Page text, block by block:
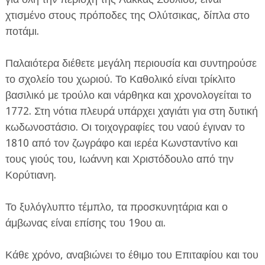
χτισμένο στους πρόποδες της Ολύτσικας, δίπλα στο
ποτάμι.
Παλαιότερα διέθετε μεγάλη περιουσία και συντηρούσε
το σχολείο του χωριού. Το Καθολικό είναι τρίκλιτο
βασιλικό με τρούλο και νάρθηκα και χρονολογείται το
1772. Στη νότια πλευρά υπάρχει χαγιάτι για στη δυτική
κωδωνοστάσιο. Οι τοιχογραφίες του ναού έγιναν το
1810 από τον ζωγράφο και ιερέα Κωνσταντίνο και
τους γιούς του, Ιωάννη και Χριστόδουλο από την
Κορύτιανη.
Το ξυλόγλυπτο τέμπλο, τα προσκυνητάρια και ο
άμβωνας είναι επίσης του 19ου αι.
Κάθε χρόνο, αναβιώνει το έθιμο του Επιταφίου και του